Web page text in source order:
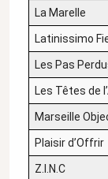
La Marelle
Latinissimo
Les Pas
Les Têtes de
Marseille
Plaisir d’Offrir
Z.I.N.C